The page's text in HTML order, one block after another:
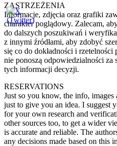
ZASTRZEŻENIA
Informacje, zdjęcia oraz grafiki
charakter poglądowy. Zalecam,
do dalszych poszukiwań i
z innymi źródłami, aby zdobyć
się co do dokładności i
nie ponoszą odpowiedzialności
tych informacji decyzji.
RESERVATIONS
Just so you know, the info,
just to give you an idea. I suggest
for your own research and
other sources too, to get a wider
is accurate and reliable. The
any decisions made based on this